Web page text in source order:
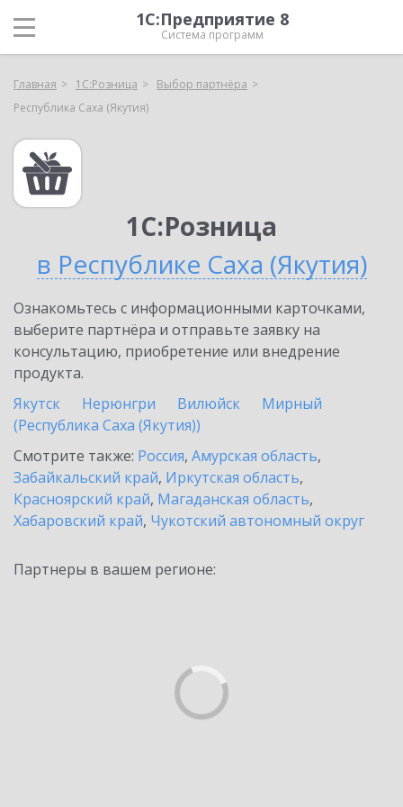
1С:Предприятие 8
Система программ
Главная 1С:Розница
Выбор партнёра
Республика Саха (Якутия)
1С:Розница
в Республике Саха (Якутия)
Ознакомьтесь с информационными карточками,
выберите партнёра и отправьте заявку на
консультацию, приобретение или внедрение
продукта.
Якутск
Нерюнгри Вилюйск
Мирный
(Республика Саха (Якутия))
Смотрите также: Россия, Амурская область,
Забайкальский край, Иркутская область,
Красноярский край, Магаданская область,
Хабаровский край, Чукотский автономный округ
Партнеры в вашем регионе: